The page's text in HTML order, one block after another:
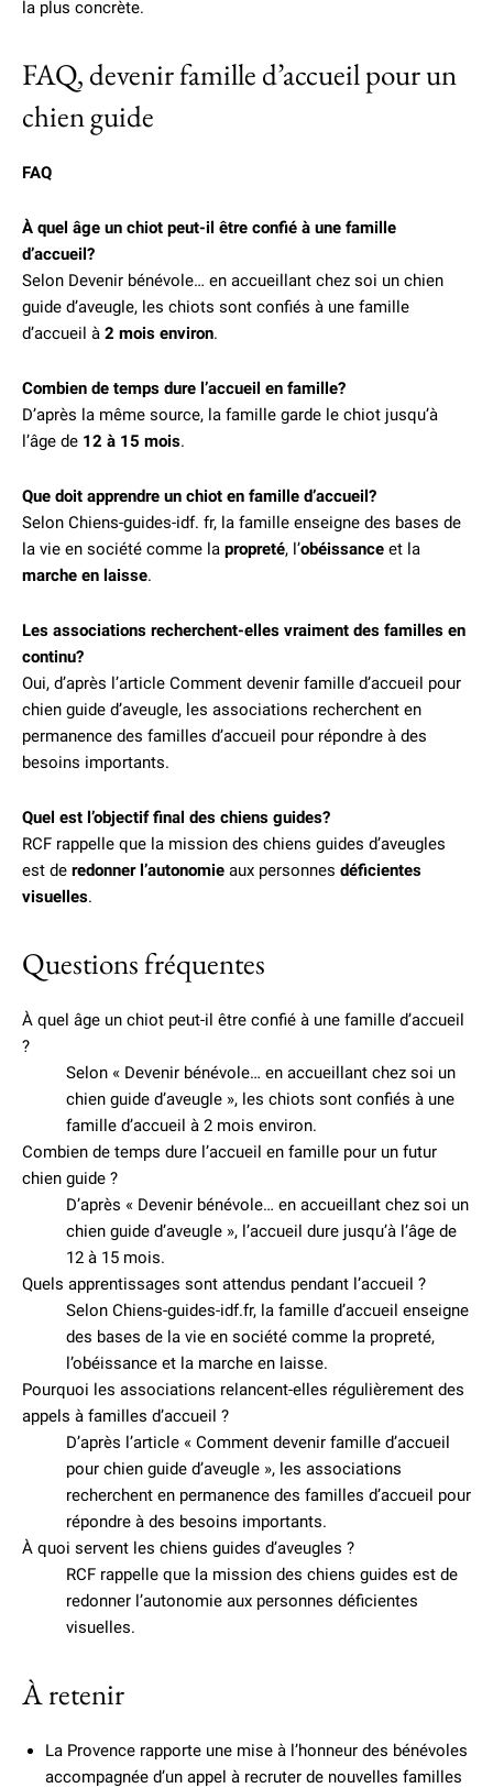
la plus concrète.
FAQ, devenir famille d’accueil pour un
chien guide
FAQ
À quel âge un chiot peut-il être confié à une famille
d’accueil?
Selon Devenir bénévole… en accueillant chez soi un chien
guide d’aveugle, les chiots sont confiés à une famille
d’accueil à 2 mois environ.
Combien de temps dure l’accueil en famille?
D’après la même source, la famille garde le chiot jusqu’à
l’âge de 12 à 15 mois.
Que doit apprendre un chiot en famille d’accueil?
Selon Chiens-guides-idf. fr, la famille enseigne des bases de
la vie en société comme la propreté, l’obéissance et la
marche en laisse.
Les associations recherchent-elles vraiment des familles en
continu?
Oui, d’après l’article Comment devenir famille d’accueil pour
chien guide d’aveugle, les associations recherchent en
permanence des familles d’accueil pour répondre à des
besoins importants.
Quel est l’objectif final des chiens guides?
RCF rappelle que la mission des chiens guides d’aveugles
est de redonner l’autonomie aux personnes déficientes
visuelles.
Questions fréquentes
À quel âge un chiot peut-il être confié à une famille d’accueil
?
Selon « Devenir bénévole… en accueillant chez soi un
chien guide d’aveugle », les chiots sont confiés à une
famille d’accueil à 2 mois environ.
Combien de temps dure l’accueil en famille pour un futur
chien guide ?
D’après « Devenir bénévole… en accueillant chez soi un
chien guide d’aveugle », l’accueil dure jusqu’à l’âge de
12 à 15 mois.
Quels apprentissages sont attendus pendant l’accueil ?
Selon Chiens-guides-idf.fr, la famille d’accueil enseigne
des bases de la vie en société comme la propreté,
l’obéissance et la marche en laisse.
Pourquoi les associations relancent-elles régulièrement des
appels à familles d’accueil ?
D’après l’article « Comment devenir famille d’accueil
pour chien guide d’aveugle », les associations
recherchent en permanence des familles d’accueil pour
répondre à des besoins importants.
À quoi servent les chiens guides d’aveugles ?
RCF rappelle que la mission des chiens guides est de
redonner l’autonomie aux personnes déficientes
visuelles.
À retenir
La Provence rapporte une mise à l’honneur des bénévoles
accompagnée d’un appel à recruter de nouvelles familles